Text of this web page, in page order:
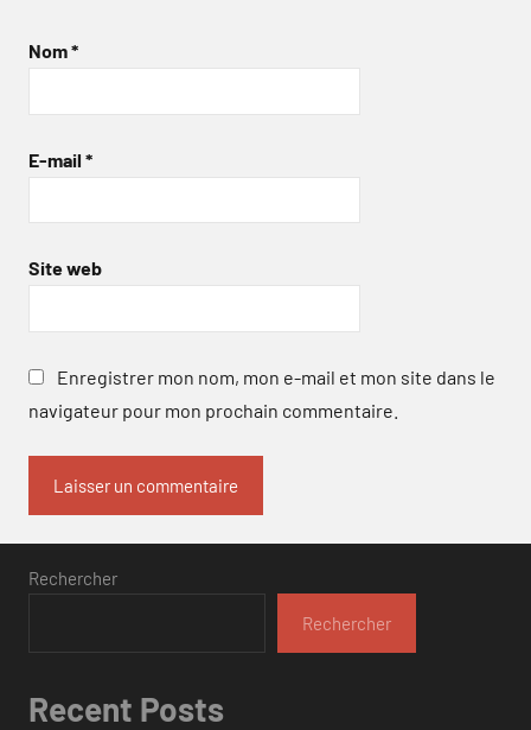
Nom*
E-mail *
Site web
Enregistrer mon nom, mon e-mail et mon site dans le
navigateur pour mon prochain commentaire.
Rechercher
Rechercher
Recent Posts